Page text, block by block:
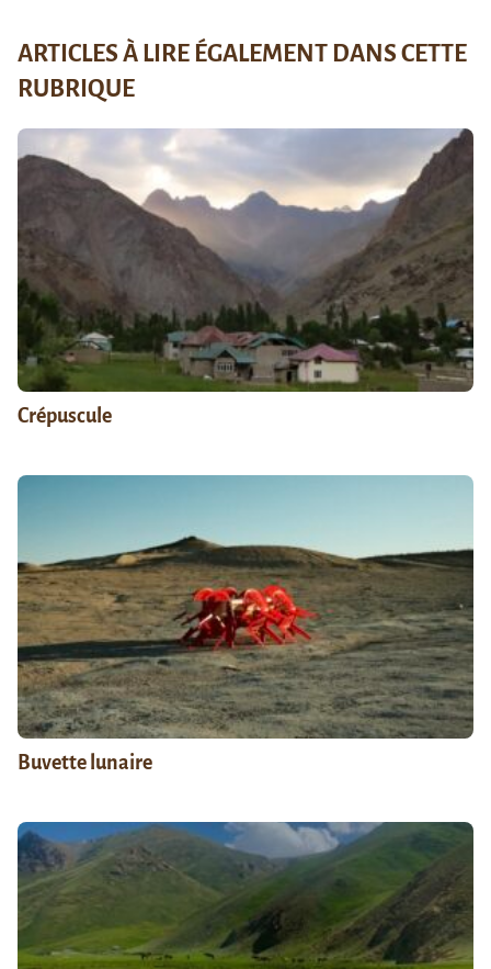
ARTICLES À LIRE ÉGALEMENT DANS CETTE
RUBRIQUE
Crépuscule
Buvette lunaire